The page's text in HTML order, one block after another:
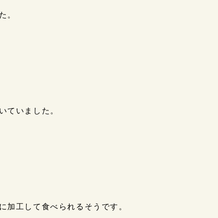
。
いました。
工して食べられるそうです。